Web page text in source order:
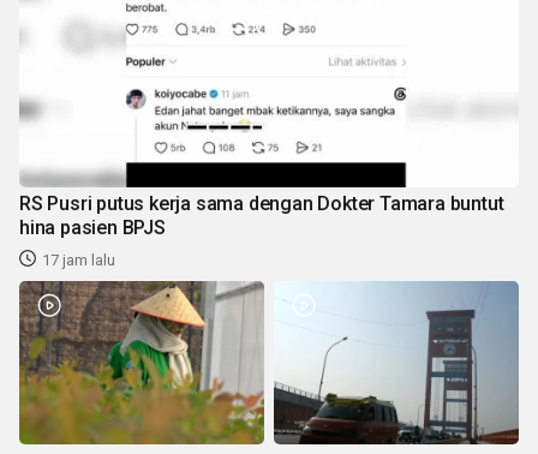
RS Pusri putus kerja sama dengan Dokter Tamara buntut
hina pasien BPJS
17 jam lalu